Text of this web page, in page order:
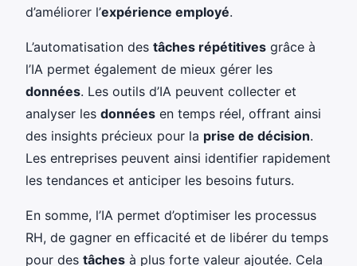
d’améliorer l’expérience employé.
L’automatisation des tâches répétitives grâce à
l’IA permet également de mieux gérer les
données. Les outils d’IA peuvent collecter et
analyser les données en temps réel, offrant ainsi
des insights précieux pour la prise de décision.
Les entreprises peuvent ainsi identifier rapidement
les tendances et anticiper les besoins futurs.
En somme, l’IA permet d’optimiser les processus
RH, de gagner en efficacité et de libérer du temps
pour des tâches à plus forte valeur ajoutée. Cela